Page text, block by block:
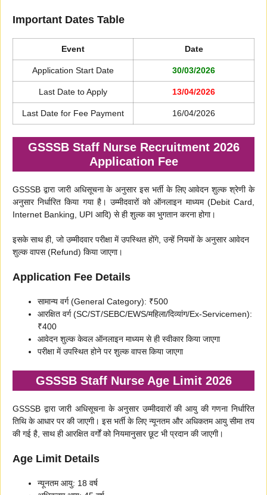
Important Dates Table
Event Date
Application Start Date 30/03/2026
Last Date to Apply 13/04/2026
Last Date for Fee Payment 16/04/2026
GSSSB Staff Nurse Recruitment 2026
Application Fee
GSSSB द्वारा जारी अधिसूचना के अनुसार इस भर्ती के लिए आवेदन शुल्क श्रेणी के
अनुसार निर्धारित किया गया है। उम्मीदवारों को ऑनलाइन माध्यम (Debit Card,
Internet Banking, UPI आदि) से ही शुल्क का भुगतान करना होगा।
इसके साथ ही, जो उम्मीदवार परीक्षा में उपस्थित होंगे, उन्हें नियमों के अनुसार आवेदन
शुल्क वापस (Refund) किया जाएगा।
Application Fee Details
सामान्य वर्ग (General Category): ₹500
आरक्षित वर्ग (SC/ST/SEBC/EWS/महिला/दिव्यांग/Ex-Servicemen):
₹400
आवेदन शुल्क केवल ऑनलाइन माध्यम से ही स्वीकार किया जाएगा
परीक्षा में उपस्थित होने पर शुल्क वापस किया जाएगा
GSSSB Staff Nurse Age Limit 2026
GSSSB द्वारा जारी अधिसूचना के अनुसार उम्मीदवारों की आयु की गणना निर्धारित
तिथि के आधार पर की जाएगी। इस भर्ती के लिए न्यूनतम और अधिकतम आयु सीमा तय
की गई है, साथ ही आरक्षित वर्गों को नियमानुसार छूट भी प्रदान की जाएगी।
Age Limit Details
न्यूनतम आयु: 18 वर्ष